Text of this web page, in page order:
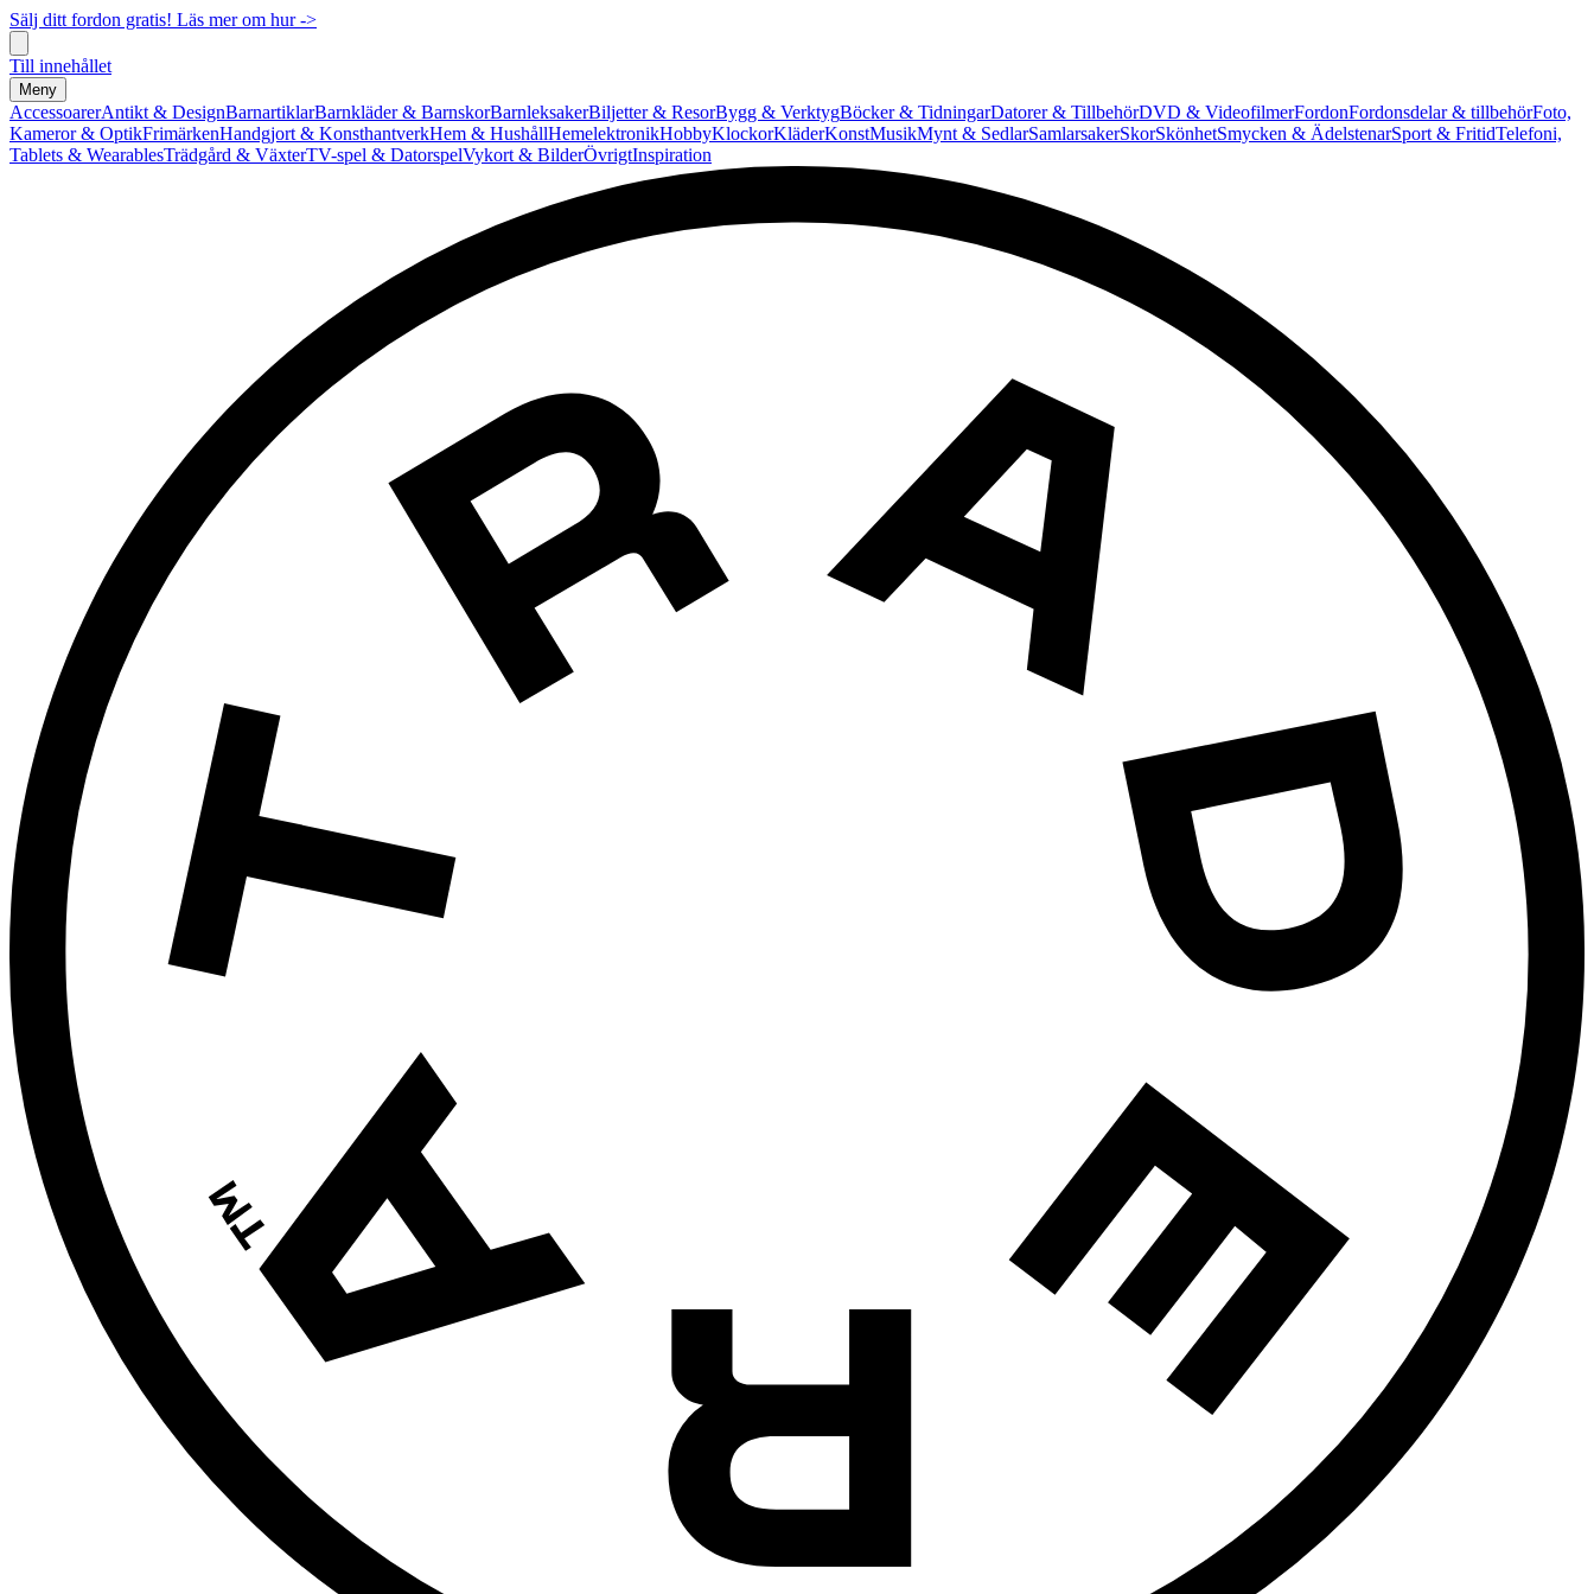
Sälj ditt fordon gratis! Läs mer om hur ->
Till innehållet
Meny
AccessoarerAntikt & DesignBarnartiklarBarnkläder & BarnskorBarnleksakerBiljetter & ResorBygg & VerktygBöcker & TidningarDatorer & TillbehörDVD & VideofilmerFordonFordonsdelar & tillbehörFoto,
Kameror & OptikFrimärkenHandgjort & KonsthantverkHem & HushållHemelektronikHobbyKlockorKläderKonstMusikMynt & SedlarSamlarsakerSkorSkönhetSmycken & ÄdelstenarSport & FritidTelefoni,
Tablets & WearablesTrädgård & VäxterTV-spel & DatorspelVykort & BilderÖvrigtInspiration